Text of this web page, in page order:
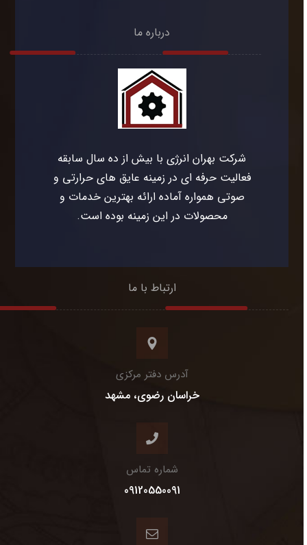
درباره ما
شرکت بهران انرژی با بیش از ده سال سابقه
فعالیت حرفه ای در زمینه عایق های حرارتی و
صوتی همواره آماده ارائه بهترین خدمات و
محصولات در این زمینه بوده است.
ارتباط با ما
آدرس دفتر مرکزی
خراسان رضوی، مشهد
شماره تماس
09120550091